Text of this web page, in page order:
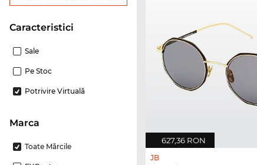
Caracteristici
Sale
Pe Stoc
Potrivire Virtuală
marca
Toate Mărcile
627,36 RON
JB